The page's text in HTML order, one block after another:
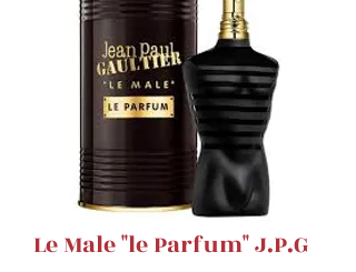
Le Male "le Parfum" J.P.G